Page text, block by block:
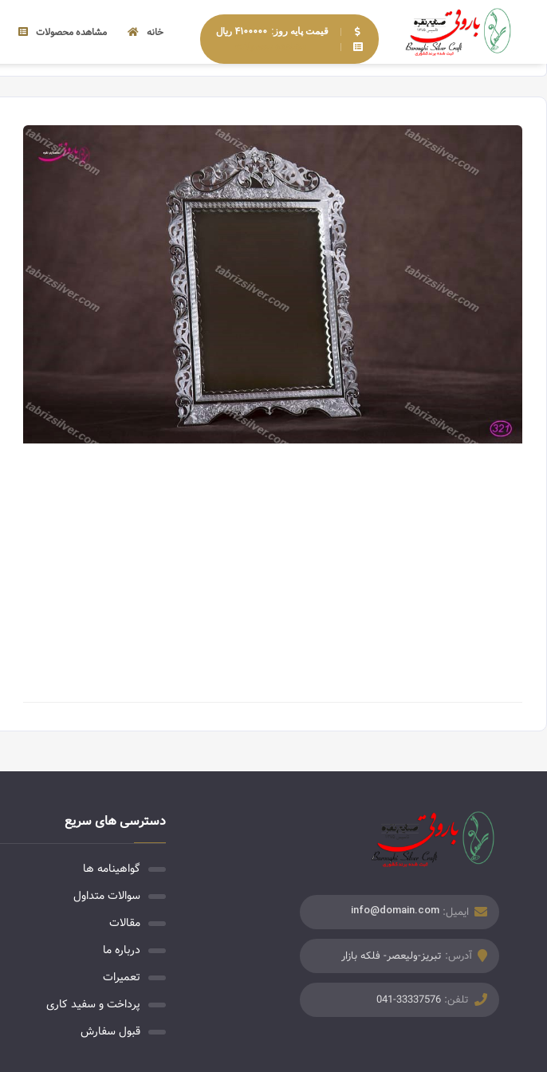
قیمت پایه روز: ۴۱۰۰۰۰۰ ریال
خانه مشاهده محصولات
ایمیل: info@domain.com
آدرس: تبریز-ولیعصر- فلکه بازار
تلفن: 041-33337576
دسترسی های سریع
گواهینامه ها
سوالات متداول
مقالات
درباره ما
تعمیرات
پرداخت و سفید کاری
قبول سفارش